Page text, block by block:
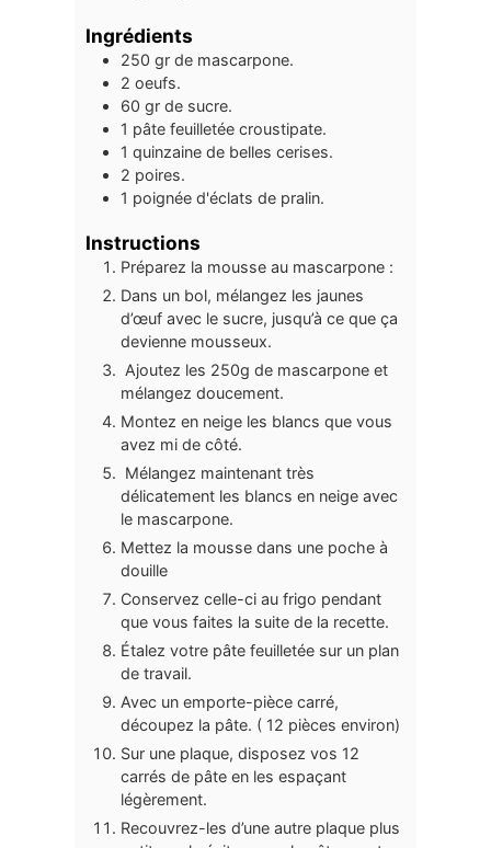
Ingrédients
250 gr de mascarpone.
2 oeufs.
60 gr de sucre.
1 pâte feuilletée croustipate.
1 quinzaine de belles cerises.
2 poires.
1 poignée d'éclats de pralin.
Instructions
Préparez la mousse au mascarpone :
Dans un bol, mélangez les jaunes
d’œuf avec le sucre, jusqu’à ce que ça
devienne mousseux.
Ajoutez les 250g de mascarpone et
mélangez doucement.
Montez en neige les blancs que vous
avez mi de côté.
Mélangez maintenant très
délicatement les blancs en neige avec
le mascarpone.
Mettez la mousse dans une poche à
douille
Conservez celle-ci au frigo pendant
que vous faites la suite de la recette.
Étalez votre pâte feuilletée sur un plan
de travail.
Avec un emporte-pièce carré,
découpez la pâte. ( 12 pièces environ)
Sur une plaque, disposez vos 12
carrés de pâte en les espaçant
légèrement.
Recouvrez-les d’une autre plaque plus